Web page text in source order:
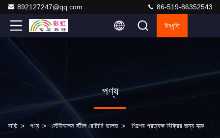
892127247@qq.com 86-519-86352543
উদ্ধৃতি
পণ্য
বাড়ি > পণ্য > স্টেইনলেস স্টীল রোটারি ভালভ > শিল্পের প্রত্যক্ষ বিক্রির জন্য স্ক্রু